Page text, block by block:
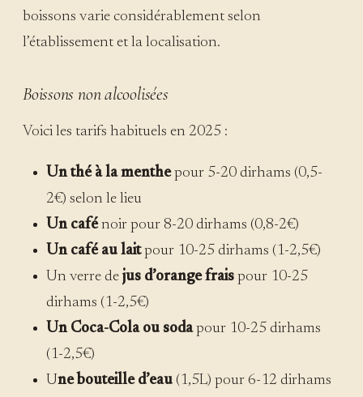
boissons varie considérablement selon
l’établissement et la localisation.
Boissons non alcoolisées
Voici les tarifs habituels en 2025 :
Un thé à la menthepour 5-20 dirhams (0,5-
2€) selon le lieu
Un cafénoir pour 8-20 dirhams (0,8-2€)
Un café au laitpour 10-25 dirhams (1-2,5€)
Un verre de jus d’orange fraispour 10-25
dirhams (1-2,5€)
Un Coca-Cola ou sodapour 10-25 dirhams
(1-2,5€)
Une bouteille d’eau(1,5L) pour 6-12 dirhams